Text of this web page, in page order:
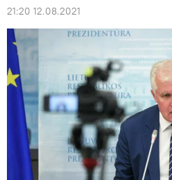
21:20 12.08.2021